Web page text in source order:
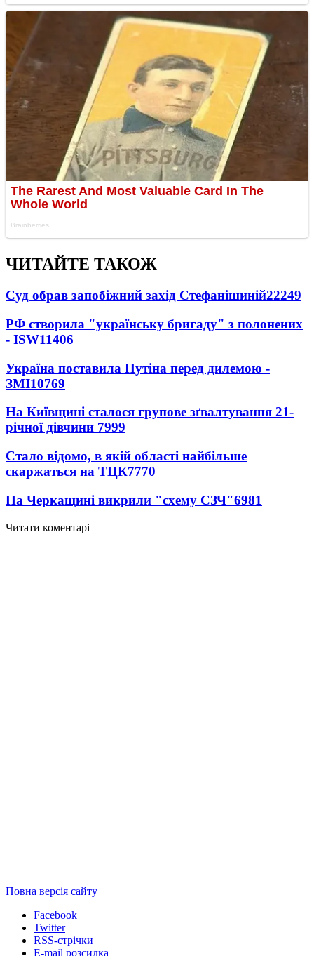
ЧИТАЙТЕ ТАКОЖ
Суд обрав запобіжний захід Стефанішиній22249
РФ створила "українську бригаду" з полонених
- ISW11406
Україна поставила Путіна перед дилемою -
ЗМІ10769
На Київщині сталося групове зґвалтування 21-
річної дівчини 7999
Стало відомо, в якій області найбільше
скаржаться на ТЦК7770
На Черкащині викрили "схему СЗЧ"6981
Читати коментарі
Повна версія сайту
Facebook
Twitter
RSS-стрічки
E-mail розсилка